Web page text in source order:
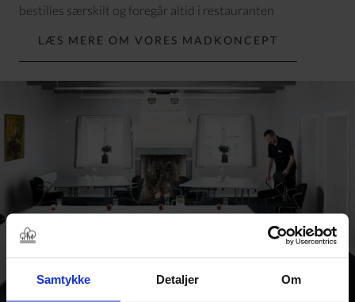
Samtykke Detaljer Om
bestilles særskilt og foregår altid i restauranten
LÆS MERE OM VORES MADKONCEPT